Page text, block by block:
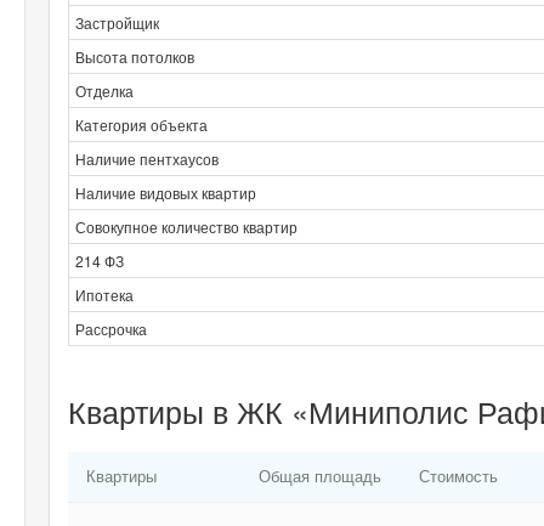
Застройщик
Высота потолков
Отделка
Категория объекта
Наличие пентхаусов
Наличие видовых квартир
Совокупное количество квартир
214 ФЗ
Ипотека
Рассрочка
Квартиры в ЖК «Миниполис
Квартиры Общая площадь Стоимость